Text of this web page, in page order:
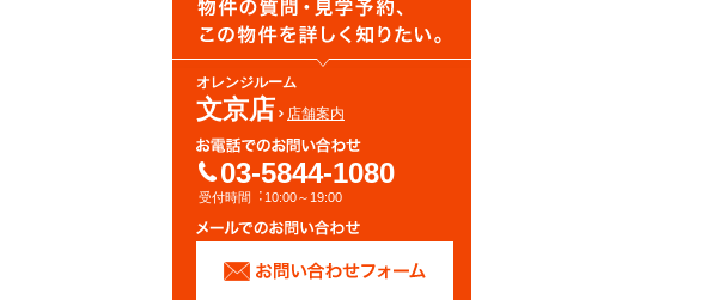
オレンジルーム
文京店 店舗案内
03-5844-1080
受付時間︓10:00～19:00